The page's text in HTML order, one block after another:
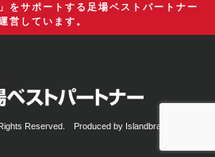
サポートする足場ベストパートナー
営しています。
Reserved. Produced by Islandbrain.